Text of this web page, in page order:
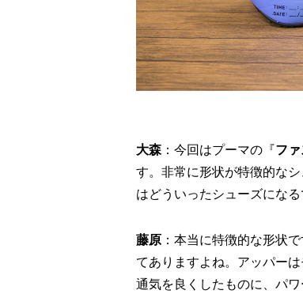
大森 ：今回はプーマの『フ
す。非常に形状が特徴的な
はどういったシューズになる
藤原 ：本当に特徴的な形状
てありますよね。アッパー
通気を良くしたものに、パ